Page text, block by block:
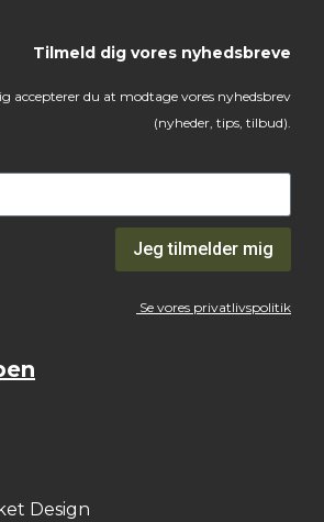
Tilmeld dig vores nyhedsbreve
accepterer du at modtage vores nyhedsbrev
(nyheder, tips, tilbud).
Jeg tilmelder mig
Se vores privatlivspolitik
Design